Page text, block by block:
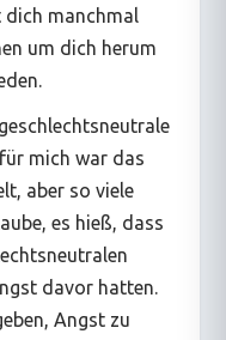
dich manchmal
um dich herum
mich war das
aber so viele
es hieß, dass
davor hatten.
Angst zu